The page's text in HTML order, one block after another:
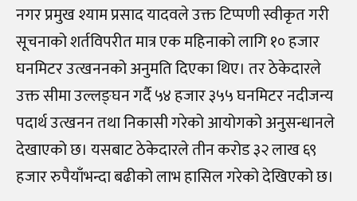
नगर प्रमुख श्याम प्रसाद यादवले उक्त टिप्पणी स्वीकृत गरी
सूचनाको शर्तविपरीत मात्र एक महिनाको लागि १० हजार
घनमिटर उत्खननको अनुमति दिएका थिए। तर ठेकेदारले
उक्त सीमा उल्लङ्घन गर्दै ५४ हजार ३५५ घनमिटर नदीजन्य
पदार्थ उत्खनन तथा निकासी गरेको आयोगको अनुसन्धानले
देखाएको छ। यसबाट ठेकेदारले तीन करोड ३२ लाख ६९
हजार रुपैयाँभन्दा बढीको लाभ हासिल गरेको देखिएको छ।